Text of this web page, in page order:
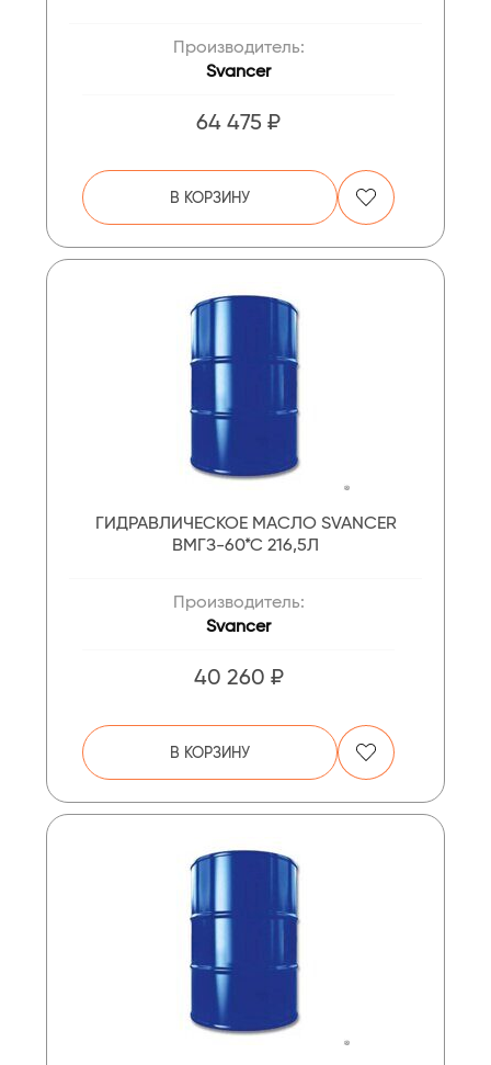
Производитель:
Svancer
64 475 ₽
В КОРЗИНУ
ГИДРАВЛИЧЕСКОЕ МАСЛО SVANCER
ВМГЗ-60*С 216,5Л
Производитель:
Svancer
40 260 ₽
В КОРЗИНУ